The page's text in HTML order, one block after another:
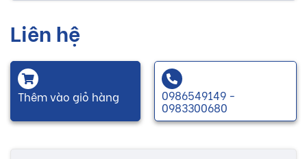
Liên hệ
Thêm vào giỏ hàng 0986549149 -
0983300680